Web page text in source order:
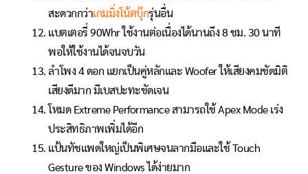
สะดวกกว่าเกมมิ่งโน้ตบุ๊กรุ่นอื่น
แบตเตอรี่ 90Whr ใช้งานต่อเนื่องได้นานถึง 8 ชม. 30 นาที
พอให้ใช้งานได้จนจบวัน
ลำโพง 4 ดอก แยกเป็นคู่หลักและ Woofer ให้เสียงคมชัดมิติ
เสียงดีมาก มีเบสปะทะชัดเจน
โหมด Extreme Performance สามารถใช้ Apex Mode เร่ง
ประสิทธิภาพเพิ่มได้อีก
แป้นทัชแพดใหญ่เป็นพิเศษจนลากมือและใช้ Touch
Gesture ของ Windows ได้ง่ายมาก